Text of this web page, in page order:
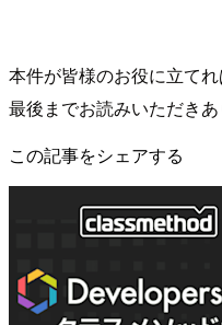
本件が皆様のお役に立てれ
最後までお読みいただきあ
この記事をシェアする